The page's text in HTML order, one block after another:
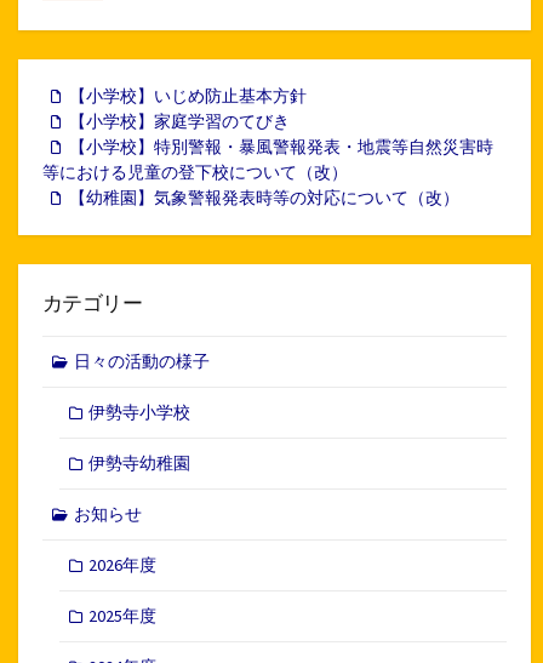
【小学校】いじめ防止基本方針
【小学校】家庭学習のてびき
【小学校】特別警報・暴風警報発表・地震等自然災害時
等における児童の登下校について（改）
【幼稚園】気象警報発表時等の対応について（改）
カテゴリー
日々の活動の様子
伊勢寺小学校
伊勢寺幼稚園
お知らせ
2026年度
2025年度